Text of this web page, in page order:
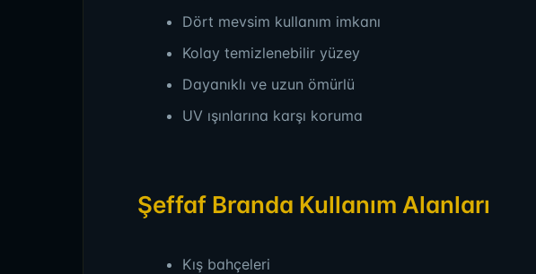
Dört mevsim kullanım imkanı
Kolay temizlenebilir yüzey
Dayanıklı ve uzun ömürlü
UV ışınlarına karşı koruma
Şeffaf Branda Kullanım Alanları
Kış bahçeleri